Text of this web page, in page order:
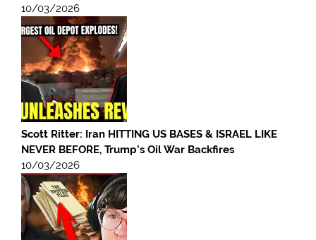
10/03/2026
Scott Ritter: Iran HITTING US BASES & ISRAEL LIKE
NEVER BEFORE, Trump’s Oil War Backfires
10/03/2026